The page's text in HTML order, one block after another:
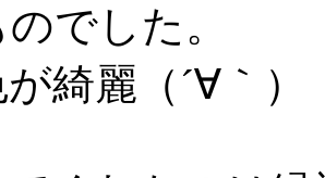
でした。
綺麗（´∀｀）